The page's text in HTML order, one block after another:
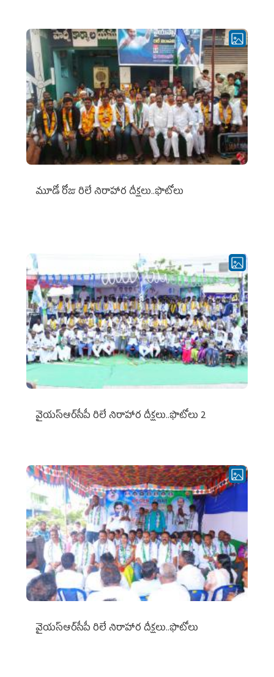
మూడో రోజు రిలే నిరాహార దీక్షలు..ఫొటోలు
వైయ‌స్ఆర్‌సీపీ రిలే నిరాహార దీక్షలు..ఫొటోలు 2
వైయ‌స్ఆర్‌సీపీ రిలే నిరాహార దీక్షలు..ఫొటోలు